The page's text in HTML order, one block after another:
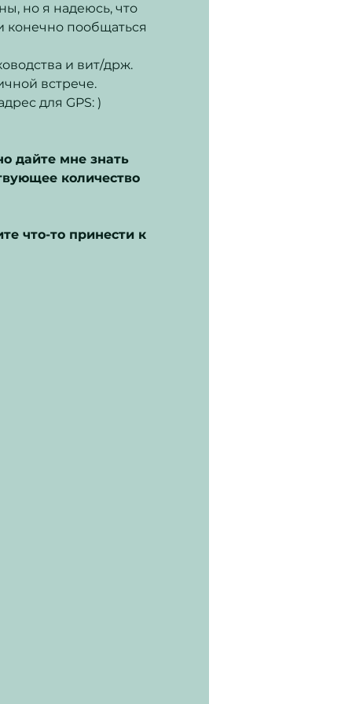
но я надеюсь, что
конечно пообщаться
и вит/држ.
встрече.
для GPS: )
дайте мне знать
количество
что-то принести к